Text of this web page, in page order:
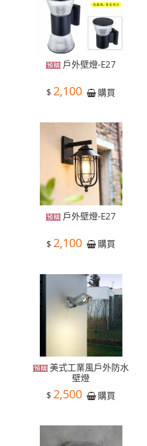
戶外壁燈-E27
$ 2,100 購買
戶外壁燈-E27
$ 2,100 購買
美式工業風戶外防水
壁燈
$ 2,500 購買